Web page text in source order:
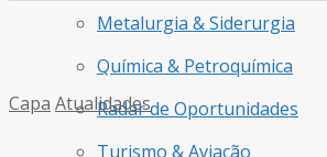
Metalurgia & Siderurgia
Química & Petroquímica
Radar de Oportunidades
Turismo & Aviação
Capa Atualidades